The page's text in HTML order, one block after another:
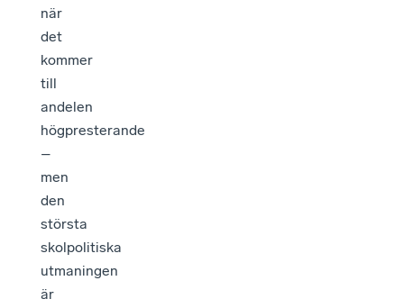
när
det
kommer
till
andelen
högpresterande
–
men
den
största
skolpolitiska
utmaningen
är